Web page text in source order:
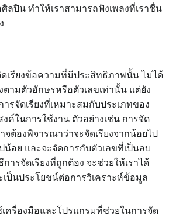
ลปิน ทำให้เราสามารถฟังเพลงที่เราชื่น
ดเรียงข้อความที่มีประสิทธิภาพนั้น ไม่ได้
ตามตัวอักษรหรือตัวเลขเท่านั้น แต่ยัง
ารจัดเรียงที่เหมาะสมกับประเภทของ
ค์ในการใช้งาน ตัวอย่างเช่น การจัด
จต้องพิจารณาว่าจะจัดเรียงจากน้อยไป
อย และจะจัดการกับตัวเลขที่เป็นลบ
การจัดเรียงที่ถูกต้อง จะช่วยให้เราได้
ป็นประโยชน์ต่อการวิเคราะห์ข้อมูล
ครื่องมือและโปรแกรมที่ช่วยในการจัด